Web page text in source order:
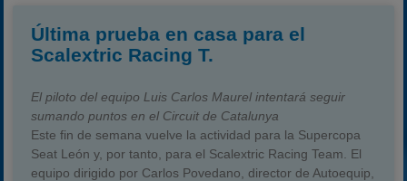
Última prueba en casa para el
Scalextric Racing T.
El piloto del equipo Luis Carlos Maurel intentará seguir
sumando puntos en el Circuit de Catalunya
Este fin de semana vuelve la actividad para la Supercopa
Seat León y, por tanto, para el Scalextric Racing Team. El
equipo dirigido por Carlos Povedano, director de Autoequip,